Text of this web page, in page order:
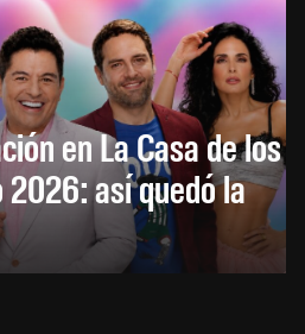
en La Casa de los
2026: así quedó la